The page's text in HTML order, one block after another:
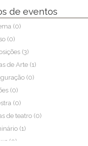
de eventos
(0)
(0)
(3)
de Arte (1)
(0)
(0)
(0)
de teatro (0)
(1)
(0)